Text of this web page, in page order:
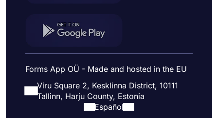
Forms App OÜ - Made and hosted in the EU
Viru Square 2, Kesklinna District, 10111
Tallinn, Harju County, Estonia
Español